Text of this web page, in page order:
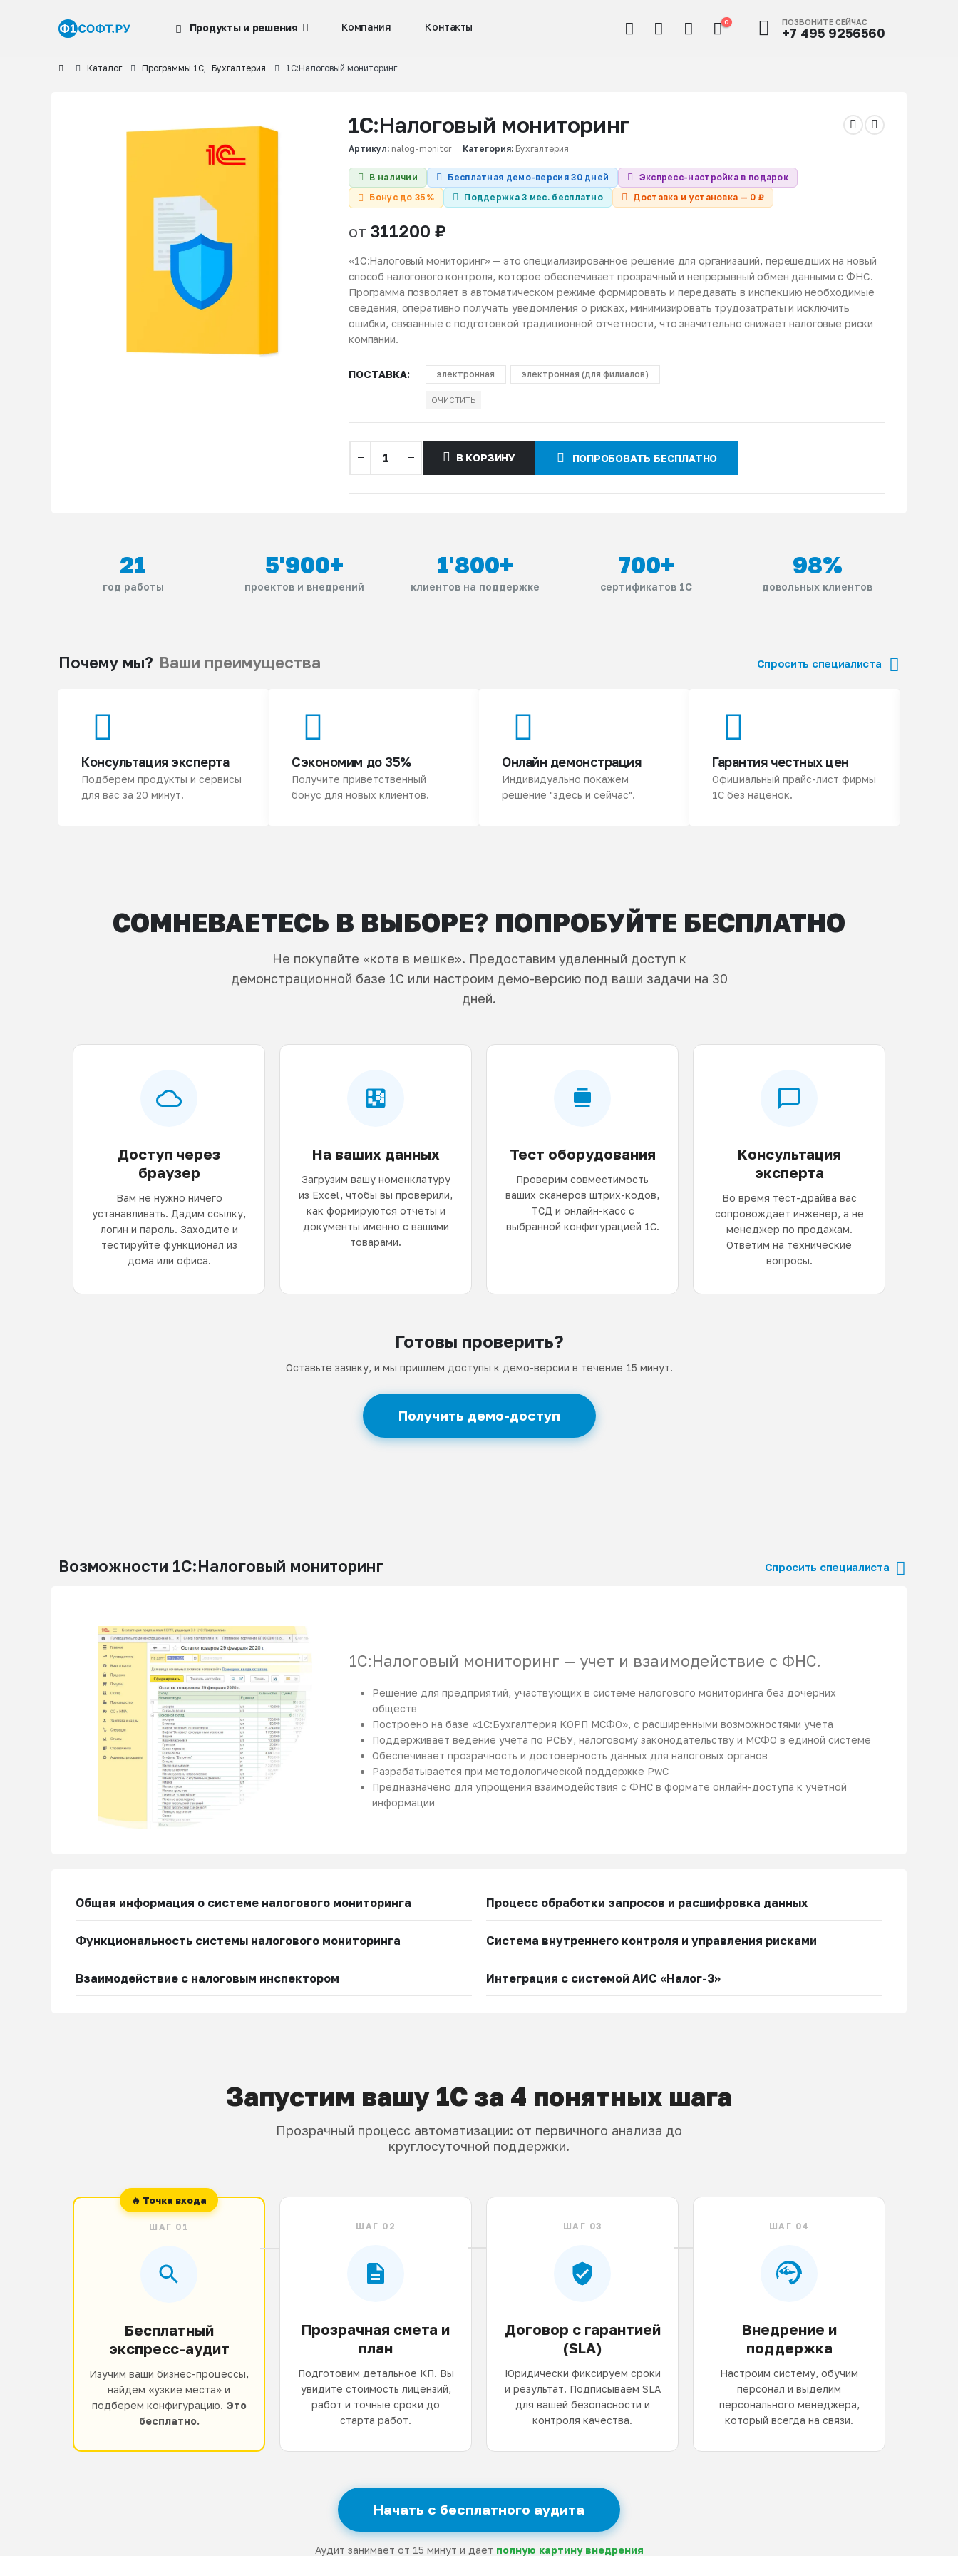
Продукты и решения Компания Контакты 0 ПОЗВОНИТЕ СЕЙЧАС
+7 495 9256560
Каталог Программы 1С, Бухгалтерия 1С:Налоговый мониторинг
1С:Налоговый мониторинг
Артикул: nalog-monitor Категория: Бухгалтерия
В наличии Бесплатная демо-версия 30 дней
Экспресс-настройка в подарок
Бонус до 35%
Поддержка 3 мес. бесплатно Доставка и установка — 0 ₽
от 311200 ₽
«1С:Налоговый мониторинг» — это специализированное решение для организаций, перешедших на новый
способ налогового контроля, которое обеспечивает прозрачный и непрерывный обмен данными с ФНС.
Программа позволяет в автоматическом режиме формировать и передавать в инспекцию необходимые
сведения, оперативно получать уведомления о рисках, минимизировать трудозатраты и исключить
ошибки, связанные с подготовкой традиционной отчетности, что значительно снижает налоговые риски
компании.
ПОСТАВКА электронная электронная (для филиалов)
ОЧИСТИТЬ
В КОРЗИНУ ПОПРОБОВАТЬ БЕСПЛАТНО
21
год работы
5'900+
проектов и внедрений
1'800+
клиентов на поддержке
700+
сертификатов 1С
98%
довольных клиентов
Почему мы? Ваши преимущества Спросить специалиста
Консультация эксперта
Подберем продукты и сервисы
для вас за 20 минут.
Сэкономим до 35%
Получите приветственный
бонус для новых клиентов.
Онлайн демонстрация
Индивидуально покажем
решение "здесь и сейчас".
Гарантия честных цен
Официальный прайс-лист фирмы
1С без наценок.
СОМНЕВАЕТЕСЬ В ВЫБОРЕ? ПОПРОБУЙТЕ БЕСПЛАТНО
Не покупайте «кота в мешке». Предоставим удаленный доступ к
демонстрационной базе 1С или настроим демо-версию под ваши задачи на 30
дней.
Доступ через
браузер
Вам не нужно ничего
устанавливать. Дадим ссылку,
логин и пароль. Заходите и
тестируйте функционал из
дома или офиса.
На ваших данных
Загрузим вашу номенклатуру
из Excel, чтобы вы проверили,
как формируются отчеты и
документы именно с вашими
товарами.
Тест оборудования
Проверим совместимость
ваших сканеров штрих-кодов,
ТСД и онлайн-касс с
выбранной конфигурацией 1С.
Консультация
эксперта
Во время тест-драйва вас
сопровождает инженер, а не
менеджер по продажам.
Ответим на технические
вопросы.
Готовы проверить?
Оставьте заявку, и мы пришлем доступы к демо-версии в течение 15 минут.
Получить демо-доступ
Возможности 1С:Налоговый мониторинг Спросить специалиста
1С:Налоговый мониторинг — учет и взаимодействие с ФНС.
Решение для предприятий, участвующих в системе налогового мониторинга без дочерних
обществ
Построено на базе «1С:Бухгалтерия КОРП МСФО», с расширенными возможностями учета
Поддерживает ведение учета по РСБУ, налоговому законодательству и МСФО в единой системе
Обеспечивает прозрачность и достоверность данных для налоговых органов
Разрабатывается при методологической поддержке PwC
Предназначено для упрощения взаимодействия с ФНС в формате онлайн-доступа к учётной
информации
Общая информация о системе налогового мониторинга
Функциональность системы налогового мониторинга
Взаимодействие с налоговым инспектором
Процесс обработки запросов и расшифровка данных
Система внутреннего контроля и управления рисками
Интеграция с системой АИС «Налог-3»
Запустим вашу 1С за 4 понятных шага
Прозрачный процесс автоматизации: от первичного анализа до
круглосуточной поддержки.
ШАГ 01
Бесплатный
экспресс-аудит
Изучим ваши бизнес-процессы,
найдем «узкие места» и
подберем конфигурацию. Это
бесплатно.
ШАГ 02
Прозрачная смета и
план
Подготовим детальное КП. Вы
увидите стоимость лицензий,
работ и точные сроки до
старта работ.
ШАГ 03
Договор с гарантией
(SLA)
Юридически фиксируем сроки
и результат. Подписываем SLA
для вашей безопасности и
контроля качества.
ШАГ 04
Внедрение и
поддержка
Настроим систему, обучим
персонал и выделим
персонального менеджера,
который всегда на связи.
Начать с бесплатного аудита
Аудит занимает от 15 минут и дает полную картину внедрения